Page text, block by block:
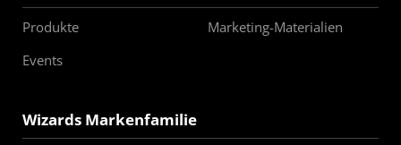
Produkte
Marketing-Materialien
Events
Wizards Markenfamilie